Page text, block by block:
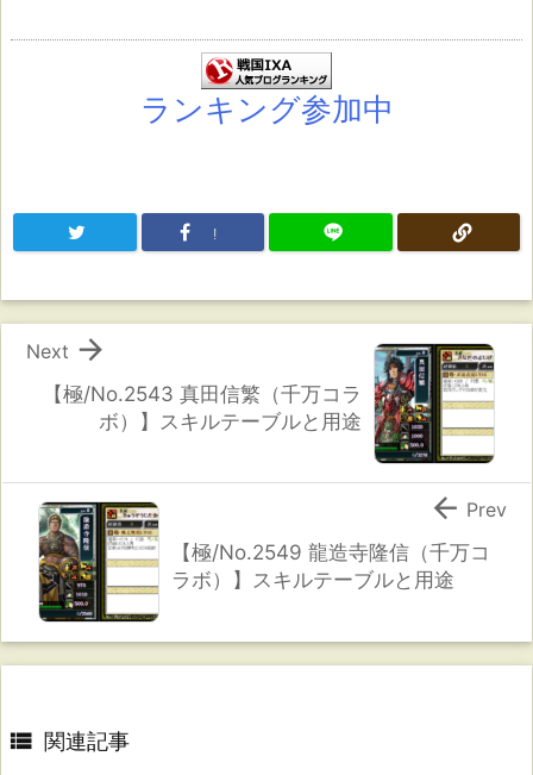
ランキング参加中
!
【極/No.2543 真田信繁（千万コラ
ボ）】スキルテーブルと用途

Next
【極/No.2549 龍造寺隆信（千万コ
ラボ）】スキルテーブルと用途
 Prev
 関連記事